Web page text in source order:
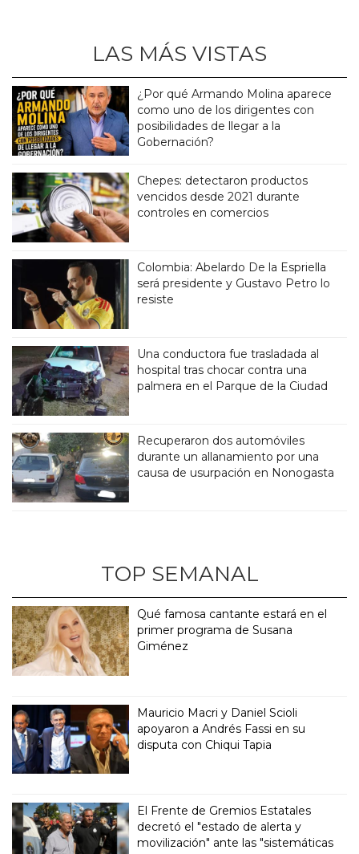
LAS MÁS VISTAS
¿Por qué Armando Molina aparece
como uno de los dirigentes con
posibilidades de llegar a la
Gobernación?
Chepes: detectaron productos
vencidos desde 2021 durante
controles en comercios
Colombia: Abelardo De la Espriella
será presidente y Gustavo Petro lo
resiste
Una conductora fue trasladada al
hospital tras chocar contra una
palmera en el Parque de la Ciudad
Recuperaron dos automóviles
durante un allanamiento por una
causa de usurpación en Nonogasta
TOP SEMANAL
Qué famosa cantante estará en el
primer programa de Susana
Giménez
Mauricio Macri y Daniel Scioli
apoyaron a Andrés Fassi en su
disputa con Chiqui Tapia
El Frente de Gremios Estatales
decretó el "estado de alerta y
movilización" ante las "sistemáticas